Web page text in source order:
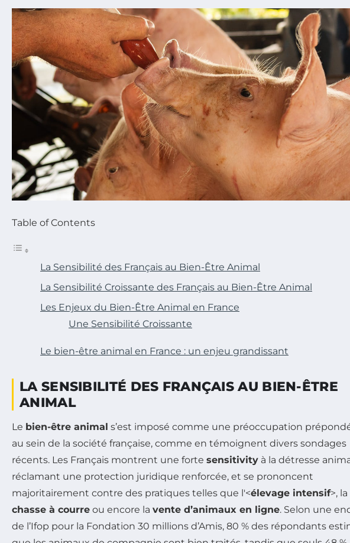
Table of Contents
La Sensibilité des Français au Bien-Être Animal
La Sensibilité Croissante des Français au Bien-Être Animal
Les Enjeux du Bien-Être Animal en France
Une Sensibilité Croissante
Le bien-être animal en France : un enjeu grandissant
LA SENSIBILITÉ DES FRANÇAIS AU BIEN-ÊTRE
ANIMAL
Le bien-être animal s’est imposé comme une préoccupation
au sein de la société française, comme en témoignent divers sondages
récents. Les Français montrent une forte sensitivity à la détresse
réclamant une protection juridique renforcée, et se prononcent
majoritairement contre des pratiques telles que l'<élevage intensif>, la
chasse à courre ou encore la vente d’animaux en ligne. Selon une
de l’Ifop pour la Fondation 30 millions d’Amis, 80 % des répondants